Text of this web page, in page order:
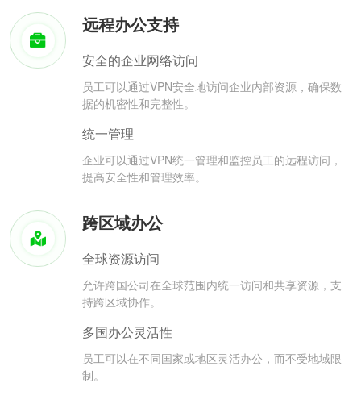
远程办公支持
安全的企业网络访问
员工可以通过VPN安全地访问企业内部资源，确保数
据的机密性和完整性。
统一管理
企业可以通过VPN统一管理和监控员工的远程访问，
提高安全性和管理效率。
跨区域办公
全球资源访问
允许跨国公司在全球范围内统一访问和共享资源，支
持跨区域协作。
多国办公灵活性
员工可以在不同国家或地区灵活办公，而不受地域限
制。